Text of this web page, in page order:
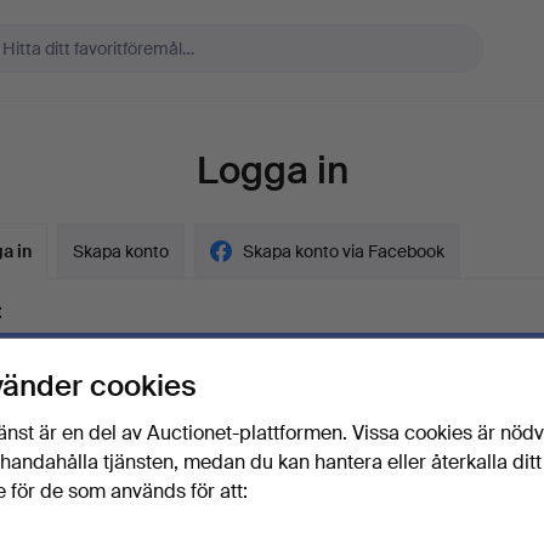
Logga in
in Skapa konto Skapa konto via Facebook
Visa lösenord i
cookies
är en del av Auctionet-plattformen. Vissa cookies är
tjänsten, medan du kan hantera eller återkalla ditt
för de som används för att: